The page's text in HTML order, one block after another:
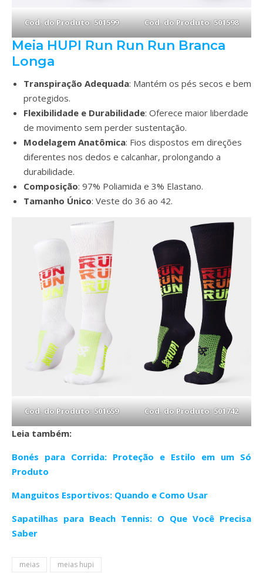
Cod. do Produto: 501599 Cod. do Produto: 501598
Meia HUPI Run Run Run Branca
Longa
Transpiração Adequada: Mantém os pés secos e bem
protegidos.
Flexibilidade e Durabilidade: Oferece maior liberdade
de movimento sem perder sustentação.
Modelagem Anatômica: Fios dispostos em direções
diferentes nos dedos e calcanhar, prolongando a
durabilidade.
Composição: 97% Poliamida e 3% Elastano.
Tamanho Único: Veste do 36 ao 42.
Cod. do Produto: 501659 Cod. do Produto: 501742
Leia também:
Bonés para Corrida: Proteção e Estilo em um Só
Produto
Manguitos Esportivos: Quando e Como Usar
Sapatilhas para Beach Tennis: O Que Você Precisa
Saber
meias meias hupi